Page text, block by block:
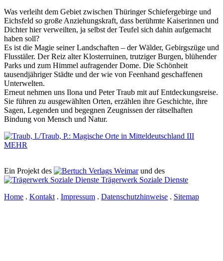
Was verleiht dem Gebiet zwischen Thüringer Schiefergebirge und
Eichsfeld so große Anziehungskraft, dass berühmte Kaiserinnen und
Dichter hier verweilten, ja selbst der Teufel sich dahin aufgemacht
haben soll?
Es ist die Magie seiner Landschaften – der Wälder, Gebirgszüge und
Fluss­täler. Der Reiz alter Klosterruinen, trutziger Burgen, blühender
Parks und zum Himmel aufragender Dome. Die Schönheit
tausendjähriger Städte und der wie von Feenhand geschaffenen
Unterwelten.
Erneut nehmen uns Ilona und Peter Traub mit auf Entdeckungsreise.
Sie führen zu ausgewählten Orten, erzählen ihre Geschichte, ihre
Sagen, Legenden und begegnen Zeugnissen der rätselhaften
Bindung von Mensch und Natur.
MEHR
Ein Projekt des Verlags Weimarund des
Trägerwerk Soziale Dienste
Home . Kontakt . Impressum . Datenschutzhinweise . Sitemap